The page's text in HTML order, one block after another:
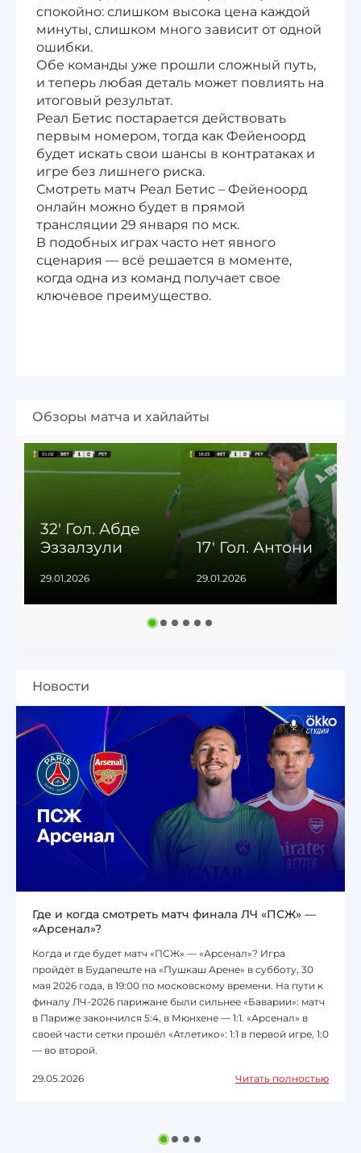
спокойно: слишком высока цена каждой
минуты, слишком много зависит от одной
ошибки.
Обе команды уже прошли сложный путь,
и теперь любая деталь может повлиять на
итоговый результат.
Реал Бетис постарается действовать
первым номером, тогда как Фейеноорд
будет искать свои шансы в контратаках и
игре без лишнего риска.
Смотреть матч Реал Бетис – Фейеноорд
онлайн можно будет в прямой
трансляции 29 января по мск.
В подобных играх часто нет явного
сценария — всё решается в моменте,
когда одна из команд получает свое
ключевое преимущество.
Обзоры матча и хайлайты
32' Гол. Абде
Эззалзули
29.01.2026
17' Гол. Антони
29.01.2026
Новости
Где и когда смотреть матч финала ЛЧ «ПСЖ» —
«Арсенал»?
Когда и где будет матч «ПСЖ» — «Арсенал»? Игра
пройдёт в Будапеште на «Пушкаш Арене» в субботу, 30
мая 2026 года, в 19:00 по московскому времени. На пути к
финалу ЛЧ-2026 парижане были сильнее «Баварии»: матч
в Париже закончился 5:4, в Мюнхене — 1:1. «Арсенал» в
своей части сетки прошёл «Атлетико»: 1:1 в первой игре, 1:0
— во второй.
29.05.2026 Читать полностью